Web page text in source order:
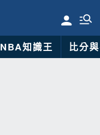
NBA知識王 比分